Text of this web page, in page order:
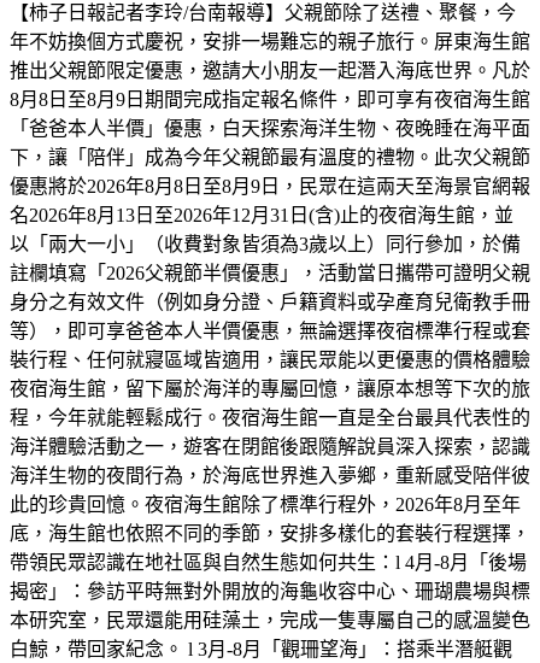
【柿子日報記者李玲/台南報導】父親節除了送禮、聚餐，今
年不妨換個方式慶祝，安排一場難忘的親子旅行。屏東海生館
推出父親節限定優惠，邀請大小朋友一起潛入海底世界。凡於
8月8日至8月9日期間完成指定報名條件，即可享有夜宿海生館
「爸爸本人半價」優惠，白天探索海洋生物、夜晚睡在海平面
下，讓「陪伴」成為今年父親節最有溫度的禮物。此次父親節
優惠將於2026年8月8日至8月9日，民眾在這兩天至海景官網報
名2026年8月13日至2026年12月31日(含)止的夜宿海生館，並
以「兩大一小」（收費對象皆須為3歲以上）同行參加，於備
註欄填寫「2026父親節半價優惠」，活動當日攜帶可證明父親
身分之有效文件（例如身分證、戶籍資料或孕產育兒衛教手冊
等），即可享爸爸本人半價優惠，無論選擇夜宿標準行程或套
裝行程、任何就寢區域皆適用，讓民眾能以更優惠的價格體驗
夜宿海生館，留下屬於海洋的專屬回憶，讓原本想等下次的旅
程，今年就能輕鬆成行。夜宿海生館一直是全台最具代表性的
海洋體驗活動之一，遊客在閉館後跟隨解說員深入探索，認識
海洋生物的夜間行為，於海底世界進入夢鄉，重新感受陪伴彼
此的珍貴回憶。夜宿海生館除了標準行程外，2026年8月至年
底，海生館也依照不同的季節，安排多樣化的套裝行程選擇，
帶領民眾認識在地社區與自然生態如何共生：l 4月-8月「後場
揭密」：參訪平時無對外開放的海龜收容中心、珊瑚農場與標
本研究室，民眾還能用硅藻土，完成一隻專屬自己的感溫變色
白鯨，帶回家紀念。 l 3月-8月「觀珊望海」：搭乘半潛艇觀